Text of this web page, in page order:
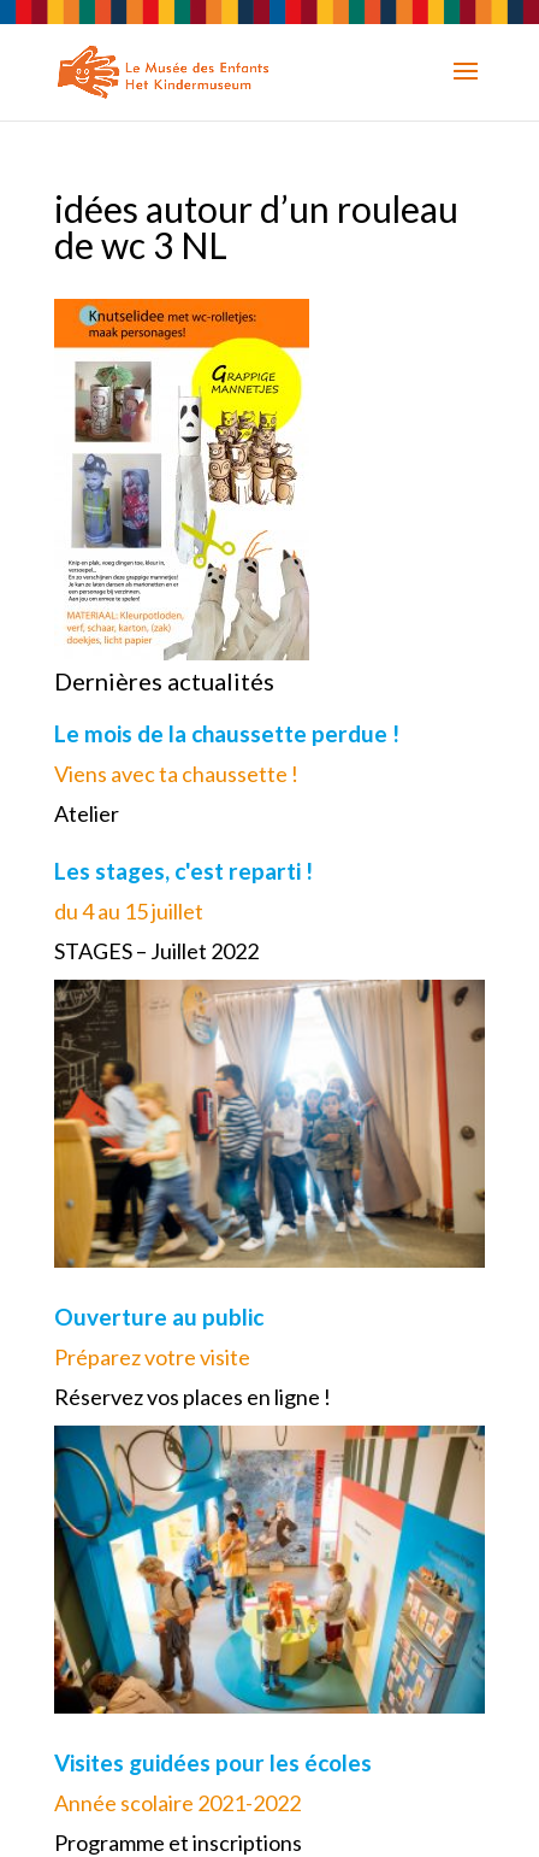
idées autour d’un rouleau
de wc 3 NL
Dernières actualités
Le mois de la chaussette perdue !
Viens avec ta chaussette !
Atelier
Les stages, c'est reparti !
du 4 au 15 juillet
STAGES – Juillet 2022
Ouverture au public
Préparez votre visite
Réservez vos places en ligne !
Visites guidées pour les écoles
Année scolaire 2021-2022
Programme et inscriptions